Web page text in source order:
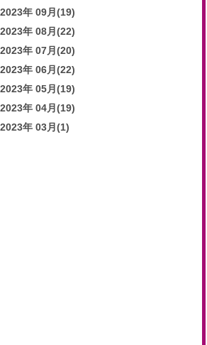
2023年 09月(19)
2023年 08月(22)
2023年 07月(20)
2023年 06月(22)
2023年 05月(19)
2023年 04月(19)
2023年 03月(1)